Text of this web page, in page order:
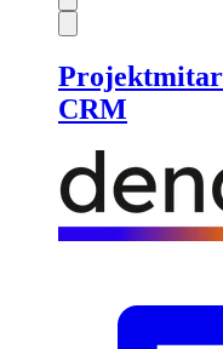
CRM